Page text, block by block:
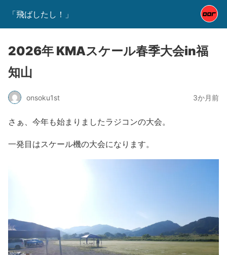
「飛ばしたし！」
2026年 KMAスケール春季大会in福
知山
onsoku1st 3か月前
さぁ、今年も始まりましたラジコンの大会。
一発目はスケール機の大会になります。